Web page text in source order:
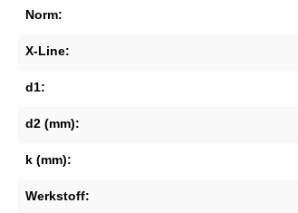
Norm:
X-Line:
d1:
d2 (mm):
k (mm):
Werkstoff: